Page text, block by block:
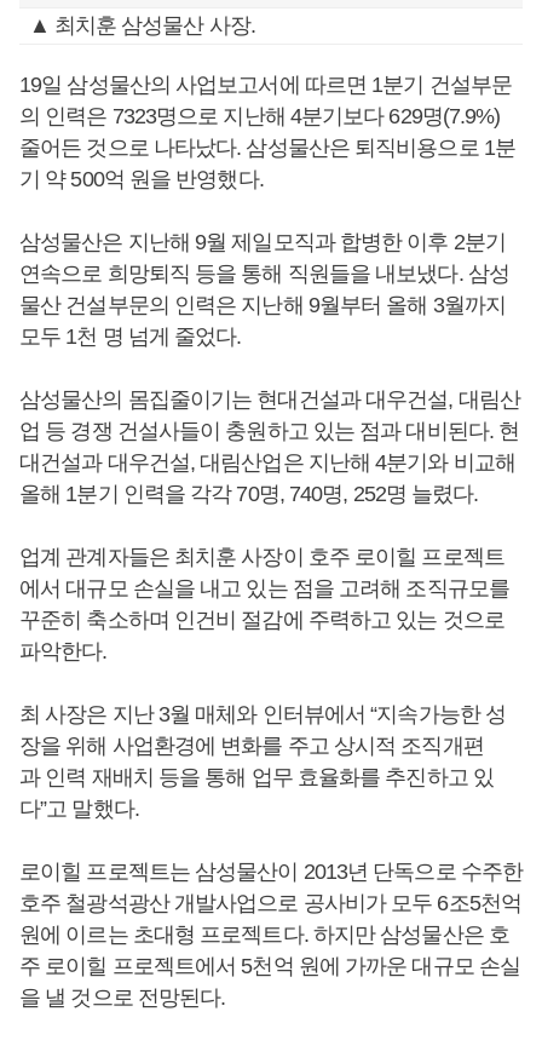
▲ 최치훈 삼성물산 사장.
19일 삼성물산의 사업보고서에 따르면 1분기 건설부문
의 인력은 7323명으로 지난해 4분기보다 629명(7.9%)
줄어든 것으로 나타났다. 삼성물산은 퇴직비용으로 1분
기 약 500억 원을 반영했다.
삼성물산은 지난해 9월 제일모직과 합병한 이후 2분기
연속으로 희망퇴직 등을 통해 직원들을 내보냈다. 삼성
물산 건설부문의 인력은 지난해 9월부터 올해 3월까지
모두 1천 명 넘게 줄었다.
삼성물산의 몸집줄이기는 현대건설과 대우건설, 대림산
업 등 경쟁 건설사들이 충원하고 있는 점과 대비된다. 현
대건설과 대우건설, 대림산업은 지난해 4분기와 비교해
올해 1분기 인력을 각각 70명, 740명, 252명 늘렸다.
업계 관계자들은 최치훈 사장이 호주 로이힐 프로젝트
에서 대규모 손실을 내고 있는 점을 고려해 조직규모를
꾸준히 축소하며 인건비 절감에 주력하고 있는 것으로
파악한다.
최 사장은 지난 3월 매체와 인터뷰에서 “지속가능한 성
장을 위해 사업환경에 변화를 주고 상시적 조직개편
과 인력 재배치 등을 통해 업무 효율화를 추진하고 있
다”고 말했다.
로이힐 프로젝트는 삼성물산이 2013년 단독으로 수주한
호주 철광석광산 개발사업으로 공사비가 모두 6조5천억
원에 이르는 초대형 프로젝트다. 하지만 삼성물산은 호
주 로이힐 프로젝트에서 5천억 원에 가까운 대규모 손실
을 낼 것으로 전망된다.